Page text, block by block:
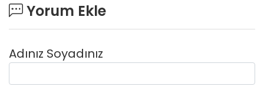
Yorum Ekle
Adınız Soyadınız